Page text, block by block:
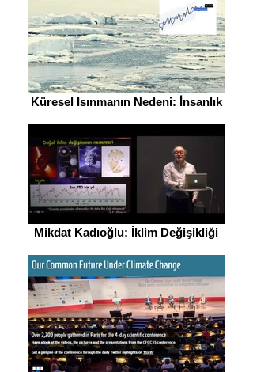
Küresel Isınmanın Nedeni: İnsanlık
Mikdat Kadıoğlu: İklim Değişikliği